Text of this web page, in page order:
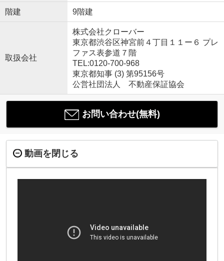
階建 9階建
取扱会社
株式会社クローバー
東京都渋谷区神宮前４丁目１１ー６ プレ
ファス表参道７階
TEL:0120-700-968
東京都知事 (3) 第95156号
公営社団法人 不動産保証協会
お問い合わせ(無料)
動画を閉じる